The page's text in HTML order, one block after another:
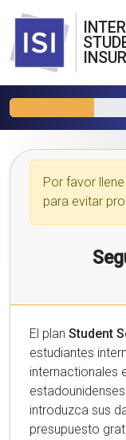
Por favor
para evitar
El plan Student
estudiantes
internactionales
estadounidenses en
introduzca sus
presupuesto